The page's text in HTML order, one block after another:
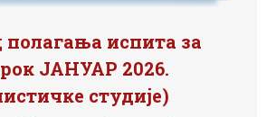
полагања испита за
ЈАНУАР 2026.
студије)